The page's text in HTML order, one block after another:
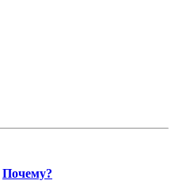
Почему?